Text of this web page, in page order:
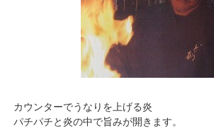
カウンターでうなりを上げる炎
パチパチと炎の中で旨みが開きます。